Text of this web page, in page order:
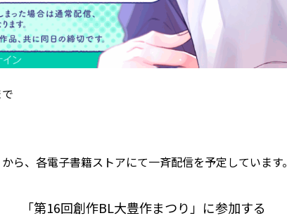
ら、各電子書籍ストアにて一斉配信を予定しています。
「第16回創作BL大豊作まつり」に参加する